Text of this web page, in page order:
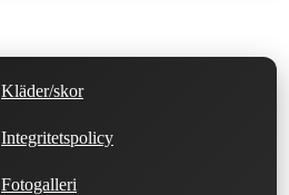
Kläder/skor
Integritetspolicy
Fotogalleri